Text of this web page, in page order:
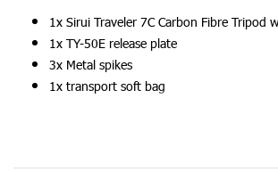
1x Sirui Traveler 7C Carbon Fibre Tripod
1x TY-50E release plate
3x Metal spikes
1x transport soft bag